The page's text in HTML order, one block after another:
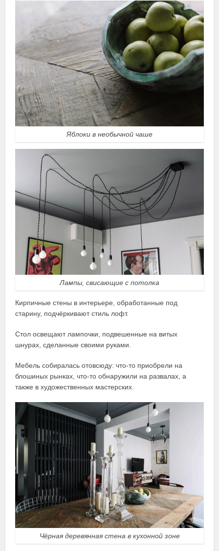
Яблоки в необычной чаше
Лампы, свисающие с потолка
Кирпичные стены в интерьере, обработанные под
старину, подчёркивают стиль лофт.
Стол освещают лампочки, подвешенные на витых
шнурах, сделанные своими руками.
Мебель собиралась отовсюду: что-то приобрели на
блошиных рынках, что-то обнаружили на развалах, а
также в художественных мастерских.
Чёрная деревянная стена в кухонной зоне